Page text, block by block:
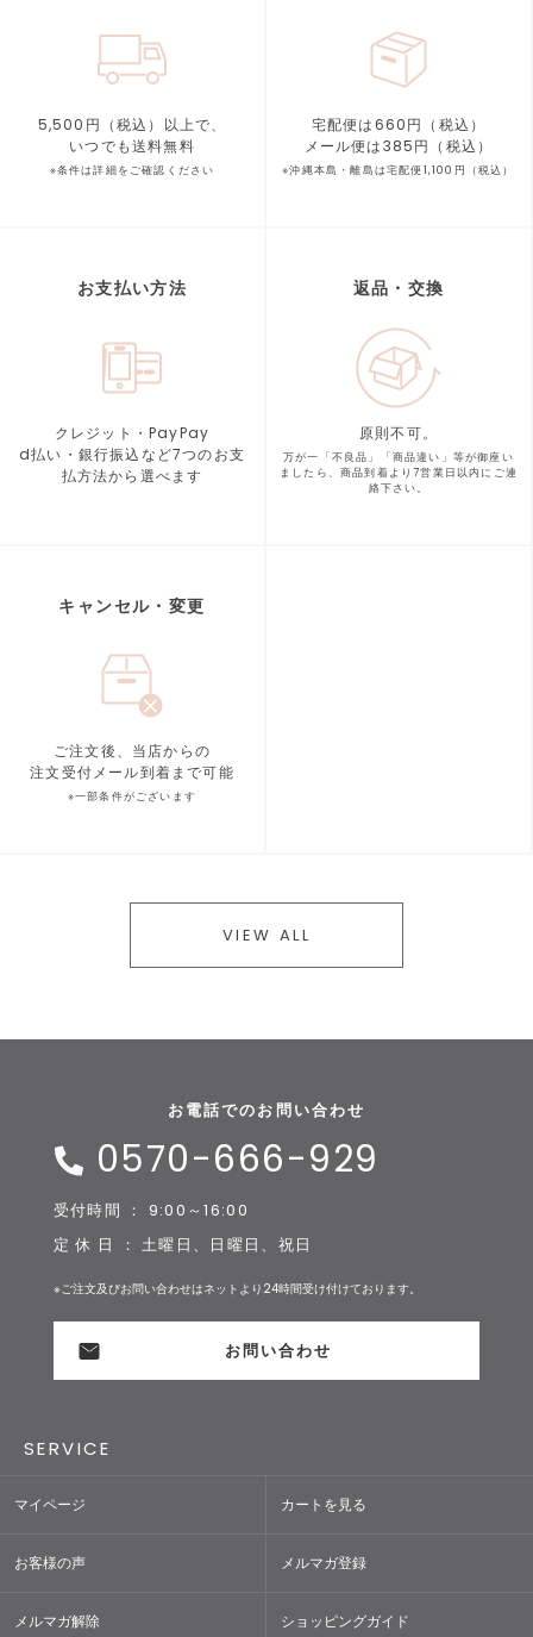
5,500円（税込）以上で、
いつでも送料無料
※条件は詳細をご確認ください
宅配便は660円（税込）
メール便は385円（税込）
※沖縄本島・離島は宅配便1,100円（税込）
お支払い方法
クレジット・PayPay
d払い・銀行振込など7つのお支
払方法から選べます
返品・交換
原則不可。
万が一「不良品」「商品違い」等が御座い
ましたら、商品到着より7営業日以内にご連
絡下さい。
キャンセル・変更
ご注文後、当店からの
注文受付メール到着まで可能
※一部条件がございます
VIEW ALL
お電話でのお問い合わせ
0570-666-929
受付時間 ： 9:00～16:00
定 休 日 ： 土曜日、日曜日、祝日
※ご注文及びお問い合わせはネットより24時間受け付けております。
お問い合わせ
SERVICE
マイページ カートを見る
お客様の声 メルマガ登録
メルマガ解除 ショッピングガイド